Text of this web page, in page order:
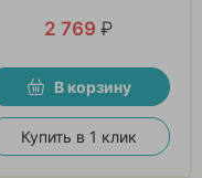
2 769 ₽
В корзину
Купить в 1 клик